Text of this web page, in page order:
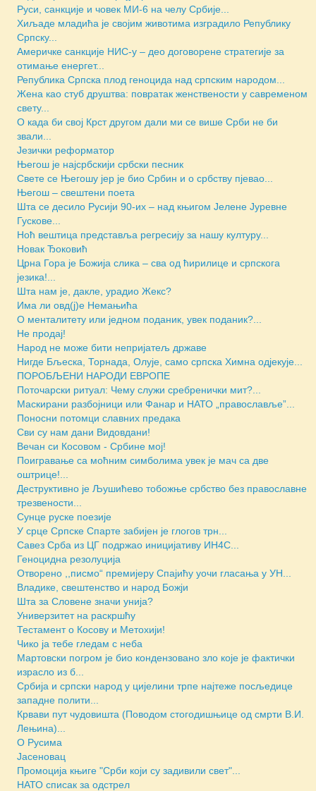
Руси, санкције и човек МИ-6 на челу Србије...
Хиљаде младића је својим животима изградило Републику
Српску...
Америчкe санкције НИС-у – део договорене стратегије за
отимање енергет...
Репуб­ли­ка Српска плод геноцида над српским народом...
Жена као стуб друштва: повратак женствености у савременом
свету...
О када би свој Крст другом дали ми се више Срби не би
звали...
Језички реформатор
Његош је најсрбскији србски песник
Свете се Његошу јер је био Србин и о србству пјевао...
Његош – свештени поета
Шта се десило Русији 90-их – над књигом Јелене Јуревне
Гускове...
Ноћ вештица представља регресију за нашу културу...
Новак Ђоковић
Црна Гора је Божија слика – сва од ћирилице и српскога
језика!...
Шта нам је, дакле, урадио Жекс?
Има ли овд(ј)е Немањића
О менталитету или једном поданик, увек поданик?...
Не продај!
Народ не може бити непријатељ државе
Нигде Бљеска, Торнада, Олује, само српска Химна одјекује...
ПОРОБЉЕНИ НАРОДИ ЕВРОПЕ
Поточарски ритуал: Чему служи сребренички мит?...
Маскирани разбојници или Фанар и НАТО „православље”...
Поносни потомци славних предака
Сви су нам дани Видовдани!
Вечан си Косовом - Србине мој!
Поигравање са моћним симболима увек је мач са две
оштрице!...
Деструктивно је Љушићево тобожње србство без православне
трезвености...
Сунце руске поезије
У срце Српске Спарте забијен је глогов трн...
Савез Срба из ЦГ подржао иницијативу ИН4С...
Геноцидна резолуција
Отворено ,,писмо“ премијеру Спајићу уочи гласања у УН...
Владике, свештенство и народ Божји
Шта за Словене значи унија?
Универзитет на раскршћу
Тестамент о Косову и Метохији!
Чико ја тебе гледам с неба
Мартовски погром је био кондензовано зло које је фактички
израсло из б...
Србија и српски народ у цијелини трпе најтеже посљедице
западне полити...
Крвави пут чудовишта (Поводом стогодишњице од смрти В.И.
Лењина)...
О Русима
Јасеновац
Промоција књиге "Срби који су задивили свет"...
НАТО списак за одстрел